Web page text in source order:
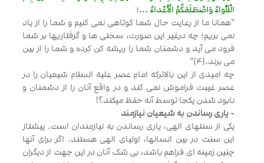
الْلَأواءُ وَاصْطَلَمَكُمْ الْأعْداءُ ...؛
"همانا ما از رعایت حال شما کوتاهی نمی کنیم و شما را از یاد
نمی بریم؛ چه درغیر این صورت، سختی ها و گرفتاریها بر شما
فرود می آید و دشمنان شما را ریشه کن کرده و شما را از بین
می برند.(4)"
چه امیدی از این بالاترکه امام عصر علیه السلام شیعیان را در
عصر غیبت فراموش نمی کند و در واقع آنان را از دشمنان و
نابود شدن یکجا توسط آنه حفظ میکند؟!
- یاری رساندن به شیعیان نیازمند
یکی از سنتهای الهی، یاری رساندن به نیازمندان است. پیشتاز
این سنت در بین انسانها، اولیای الهی هستند. اگر برای آنها
چنین زمینه ای فراهم باشد، بی شک آنان در این جهت از دیگران